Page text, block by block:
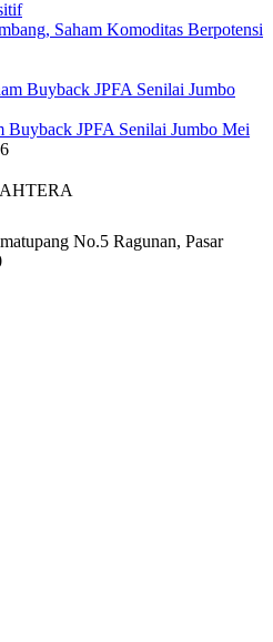
Saham Komoditas Berpotensi
Buyback JPFA Senilai Jumbo Mei
No.5 Ragunan, Pasar